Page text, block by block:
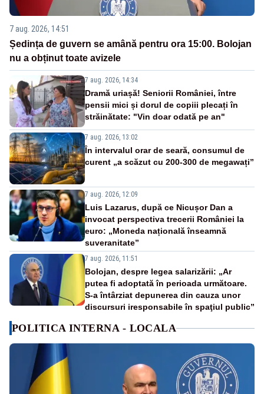
7 aug. 2026, 14:51
Ședința de guvern se amână pentru ora 15:00. Bolojan
nu a obținut toate avizele
7 aug. 2026, 14:34
Dramă uriașă! Seniorii României, între
pensii mici și dorul de copiii plecați în
străinătate: "Vin doar odată pe an"
7 aug. 2026, 13:02
În intervalul orar de seară, consumul de
curent „a scăzut cu 200-300 de megawați”
7 aug. 2026, 12:09
Luis Lazarus, după ce Nicușor Dan a
invocat perspectiva trecerii României la
euro: „Moneda națională înseamnă
suveranitate”
7 aug. 2026, 11:51
Bolojan, despre legea salarizării: „Ar
putea fi adoptată în perioada următoare.
S-a întârziat depunerea din cauza unor
discursuri iresponsabile în spaţiul public”
POLITICA INTERNA - LOCALA